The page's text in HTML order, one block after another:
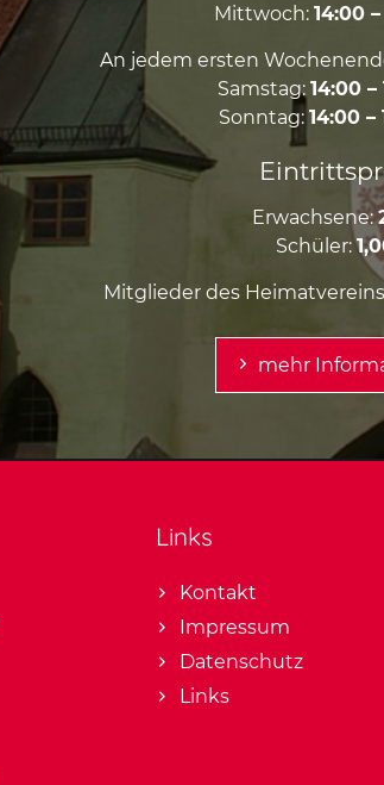
Mittwoch: 14:00
An jedem ersten
Samstag: 14:00 –
Sonntag: 14:00 –
Erwachsene:
Schüler:
Mitglieder des
mehr
Links
Kontakt
Impressum
Datenschutz
Links